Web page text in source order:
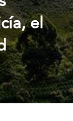
el